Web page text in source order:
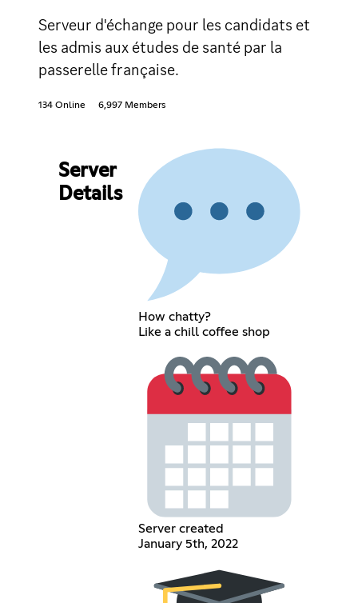
Serveur d'échange pour les candidats et
les admis aux études de santé par la
passerelle française.
134 Online 6,997 Members
Server
Details
How chatty?
Like a chill coffee shop
Server created
January 5th, 2022